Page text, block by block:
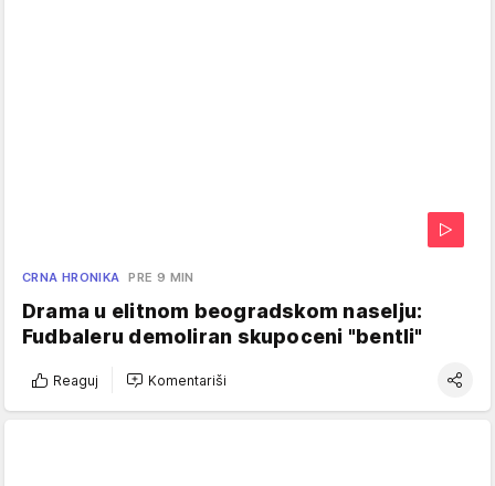
CRNA HRONIKA PRE 9 MIN
Drama u elitnom beogradskom naselju:
Fudbaleru demoliran skupoceni "bentli"
Reaguj Komentariši